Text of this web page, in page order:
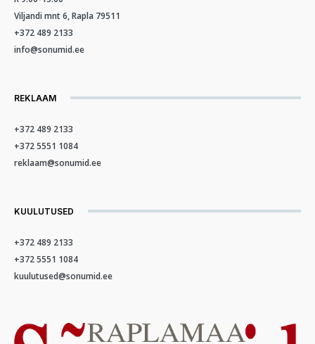
Viljandi mnt 6, Rapla 79511
+372 489 2133
info@sonumid.ee
REKLAAM
+372 489 2133
+372 5551 1084
reklaam@sonumid.ee
KUULUTUSED
+372 489 2133
+372 5551 1084
kuulutused@sonumid.ee